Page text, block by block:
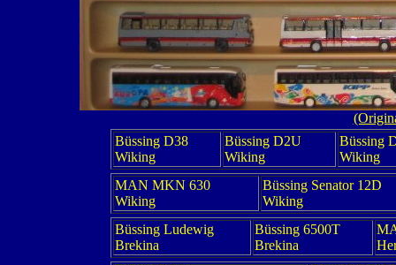
Büssing D38
Wiking
Büssing D2U
Wiking
Büssing
Wiking
MAN MKN 630
Wiking
Büssing Senator 12D
Wiking
Büssing Ludewig
Brekina
Büssing 6500T
Brekina